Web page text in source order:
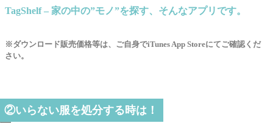
TagShelf – 家の中の”モノ”を探す、そんなアプリです。
※ダウンロード販売価格等は、ご自身でiTunes App Storeにてご確認くだ
さい。
②いらない服を処分する時は！